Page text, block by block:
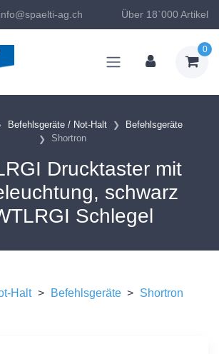
info@spaelti-ag.ch Über 18`000 Artikel
0
Befehlsgeräte / Not-Halt
Befehlsgeräte
Shortron
Drucktaster mit
schwarz
Schlegel
Halt > Befehlsgeräte > Shortron